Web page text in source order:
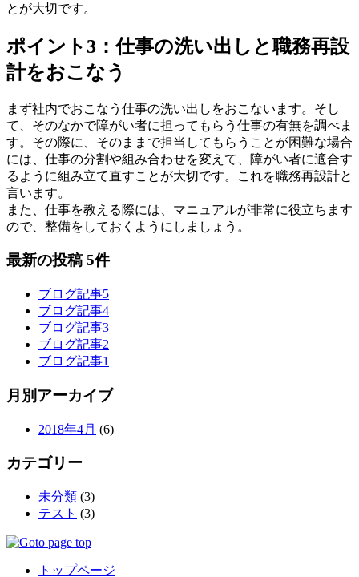
とが大切です。
ポイント3：仕事の洗い出しと職務再設
計をおこなう
まず社内でおこなう仕事の洗い出しをおこないます。そし
て、そのなかで障がい者に担ってもらう仕事の有無を調べま
す。その際に、そのままで担当してもらうことが困難な場合
には、仕事の分割や組み合わせを変えて、障がい者に適合す
るように組み立て直すことが大切です。これを職務再設計と
言います。
また、仕事を教える際には、マニュアルが非常に役立ちます
ので、整備をしておくようにしましょう。
最新の投稿 5件
ブログ記事5
ブログ記事4
ブログ記事3
ブログ記事2
ブログ記事1
月別アーカイブ
2018年4月 (6)
カテゴリー
未分類 (3)
テスト (3)
トップページ